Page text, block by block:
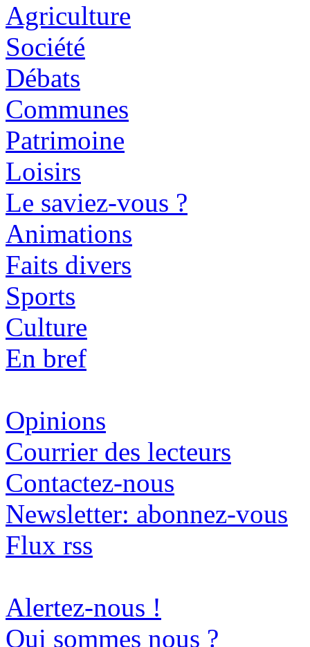
Agriculture
Société
Débats
Communes
Patrimoine
Loisirs
Le saviez-vous ?
Animations
Faits divers
Sports
Culture
En bref
Opinions
Courrier des lecteurs
Contactez-nous
Newsletter: abonnez-vous
Flux rss
Alertez-nous !
Qui sommes nous ?